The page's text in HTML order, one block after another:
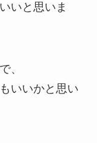
いと思いま
、
いいかと思い